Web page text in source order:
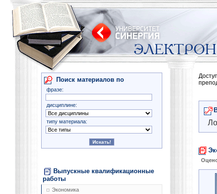
Поиск материалов по
фразе:
дисциплине:
типу материала:
Выпускные квалификационные
работы
Экономика